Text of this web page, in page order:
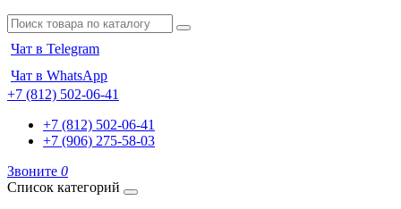
Чат в Telegram
Чат в WhatsApp
+7 (812) 502-06-41
+7 (812) 502-06-41
+7 (906) 275-58-03
Звоните 0
Список категорий